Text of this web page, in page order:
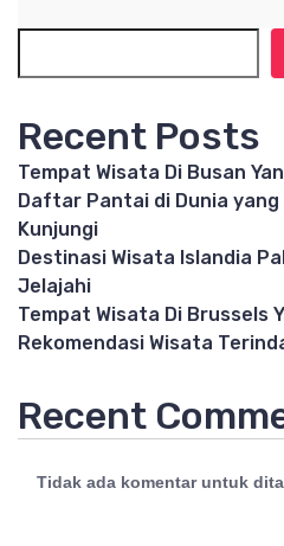
Recent Posts
Tempat Wisata Di Busan
Daftar Pantai di Dunia yang
Kunjungi
Destinasi Wisata Islandia
Jelajahi
Tempat Wisata Di Brussels
Rekomendasi Wisata
Recent
Tidak ada komentar untuk